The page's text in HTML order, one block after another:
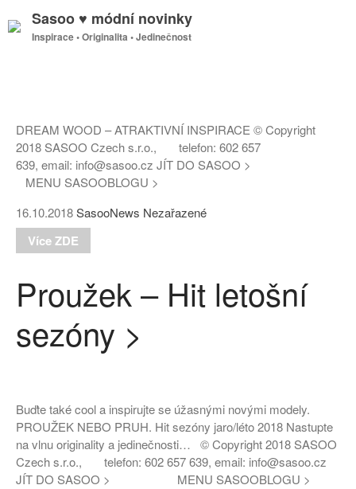
(bez názvu)
Proužek – Hit letošní sezóny >
NEW IN > Blízko přírodě – nový
trend >
Sasoo ♥ módní novinky
Inspirace • Originalita • Jedinečnost
DREAM WOOD – ATRAKTIVNÍ INSPIRACE © Copyright
2018 SASOO Czech s.r.o., telefon: 602 657
639, email: info@sasoo.cz JÍT DO SASOO >
MENU SASOOBLOGU >
16.10.2018SasooNews Nezařazené
Více ZDE
Proužek – Hit letošní
sezóny >
Buďte také cool a inspirujte se úžasnými novými modely.
PROUŽEK NEBO PRUH. Hit sezóny jaro/léto 2018 Nastupte
na vlnu originality a jedinečnosti… © Copyright 2018 SASOO
Czech s.r.o., telefon: 602 657 639, email: info@sasoo.cz
JÍT DO SASOO > MENU SASOOBLOGU >